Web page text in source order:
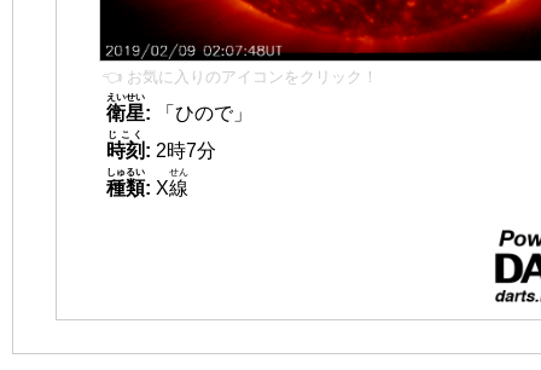
👈 お気に入りのアイコンをクリック！
衛星
えいせい
:
「ひので」
時刻
じこく
: 2時7分
種類
しゅるい
: X線
せん